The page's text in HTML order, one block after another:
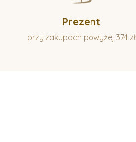
Prezent
przy zakupach powyżej 374 zł